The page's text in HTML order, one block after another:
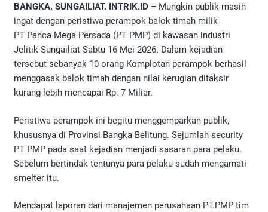
BANGKA. SUNGAILIAT. INTRIK.ID – Mungkin publik masih
ingat dengan peristiwa perampok balok timah milik
PT Panca Mega Persada (PT PMP) di kawasan industri
Jelitik Sungailiat Sabtu 16 Mei 2026. Dalam kejadian
tersebut sebanyak 10 orang Komplotan perampok berhasil
menggasak balok timah dengan nilai kerugian ditaksir
kurang lebih mencapai Rp. 7 Miliar.
Peristiwa perampok ini begitu menggemparkan publik,
khususnya di Provinsi Bangka Belitung. Sejumlah security
PT PMP pada saat kejadian menjadi sasaran para pelaku.
Sebelum bertindak tentunya para pelaku sudah mengamati
smelter itu.
Mendapat laporan dari manajemen perusahaan PT.PMP tim